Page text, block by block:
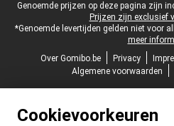
Juridische voettekst
Genoemde prijzen op deze pagina zijn
Prijzen zijn exclusief
*Genoemde levertijden gelden niet voor
meer
Over Gomibo.be
Privacy
Algemene voorwaarden
Cookievoorkeuren